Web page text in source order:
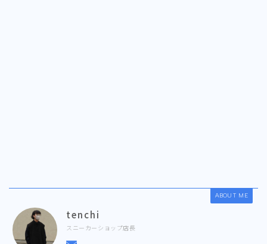
ABOUT ME
tenchi
スニーカーショップ店長